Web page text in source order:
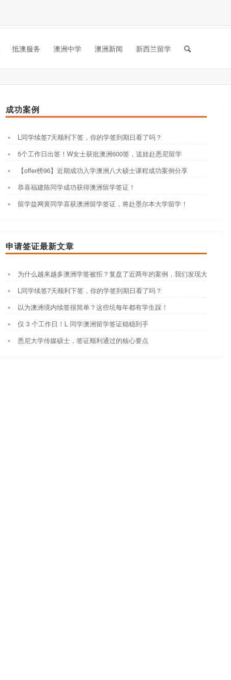
抵澳服务 澳洲中学 澳洲新闻 新西兰留学
成功案例
L同学续签7天顺利下签，你的学签到期日看了吗？
5个工作日出签！W女士获批澳洲600签，送娃赴悉尼留学
【offer榜96】近期成功入学澳洲八大硕士课程成功案例分享
恭喜福建陈同学成功获得澳洲留学签证！
留学益网黄同学喜获澳洲留学签证，将赴墨尔本大学留学！
申请签证最新文章
为什么越来越多澳洲学签被拒？复盘了近两年的案例，我们发现大家都踩
L同学续签7天顺利下签，你的学签到期日看了吗？
以为澳洲境内续签很简单？这些坑每年都有学生踩！
仅 3 个工作日！L 同学澳洲留学签证稳稳到手
悉尼大学传媒硕士，签证顺利通过的核心要点